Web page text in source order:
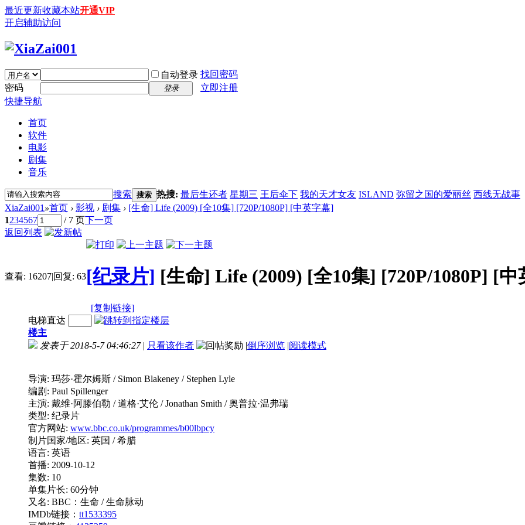
最近更新收藏本站开通VIP
开启辅助访问
自动登录 找回密码
密码
登录
立即注册
快捷导航
首页
软件
电影
剧集
音乐
搜索 搜索 热搜: 最后生还者 星期三 王后伞下 我的天才女友 ISLAND 弥留之国的爱丽丝 西线无战事
XiaZai001 »首页 › 影视 › 剧集 › [生命] Life (2009) [全10集] [720P/1080P] [中英字幕]
1234567 / 7 页下一页
返回列表
查看: 16207|回复: 63[纪录片] [生命] Life (2009) [全10集] [720P/1080P] [中
[复制链接]
电梯直达
楼主
发表于 2018-5-7 04:46:27 | 只看该作者 |倒序浏览 |阅读模式
导演: 玛莎·霍尔姆斯 / Simon Blakeney / Stephen Lyle
编剧: Paul Spillenger
主演: 戴维·阿滕伯勒 / 道格·艾伦 / Jonathan Smith / 奥普拉·温弗瑞
类型: 纪录片
官方网站: www.bbc.co.uk/programmes/b00lbpcy
制片国家/地区: 英国 / 希腊
语言: 英语
首播: 2009-10-12
集数: 10
单集片长: 60分钟
又名: BBC：生命 / 生命脉动
IMDb链接： tt1533395